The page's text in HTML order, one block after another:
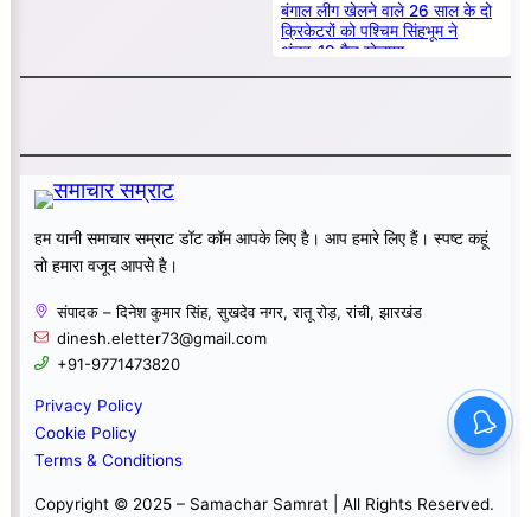
बंगाल लीग खेलने वाले 26 साल के दो
क्रिकेटरों को पश्चिम सिंहभूम ने
अंडर-19 मैच खेलाया
हम यानी समाचार सम्राट डॉट कॉम आपके लिए है। आप हमारे लिए हैं। स्पष्ट कहूं
तो हमारा वजूद आपसे है।
संपादक – दिनेश कुमार सिंह, सुखदेव नगर, रातू रोड़, रांची, झारखंड
dinesh.eletter73@gmail.com
+91-9771473820
Privacy Policy
Cookie Policy
Terms & Conditions
Copyright © 2025 – Samachar Samrat | All Rights Reserved.